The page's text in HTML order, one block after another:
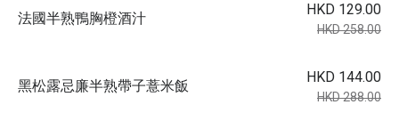
法國半熟鴨胸橙酒汁
HKD 129.00
HKD 258.00
黑松露忌廉半熟帶子薏米飯
HKD 144.00
HKD 288.00